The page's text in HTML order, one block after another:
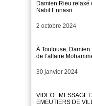
Damien Rieu relaxé
Nabil Ennasri
Date
2 octobre 2024
À Toulouse,
de l’affaire
Date
30 janvier 2024
VIDEO : MESSAGE
EMEUTIERS DE